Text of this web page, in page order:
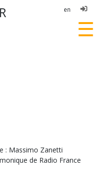
en
☰
: Massimo Zanetti
de Radio France